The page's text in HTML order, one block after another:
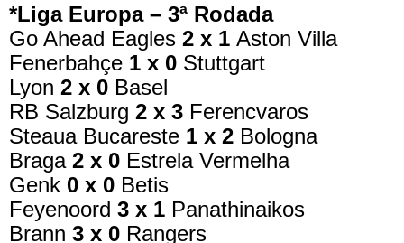
*Liga Europa – 3ª Rodada
Go Ahead Eagles 2 x 1 Aston Villa
Fenerbahçe 1 x 0 Stuttgart
Lyon 2 x 0 Basel
RB Salzburg 2 x 3 Ferencvaros
Steaua Bucareste 1 x 2 Bologna
Braga 2 x 0 Estrela Vermelha
Genk 0 x 0 Betis
Feyenoord 3 x 1 Panathinaikos
Brann 3 x 0 Rangers